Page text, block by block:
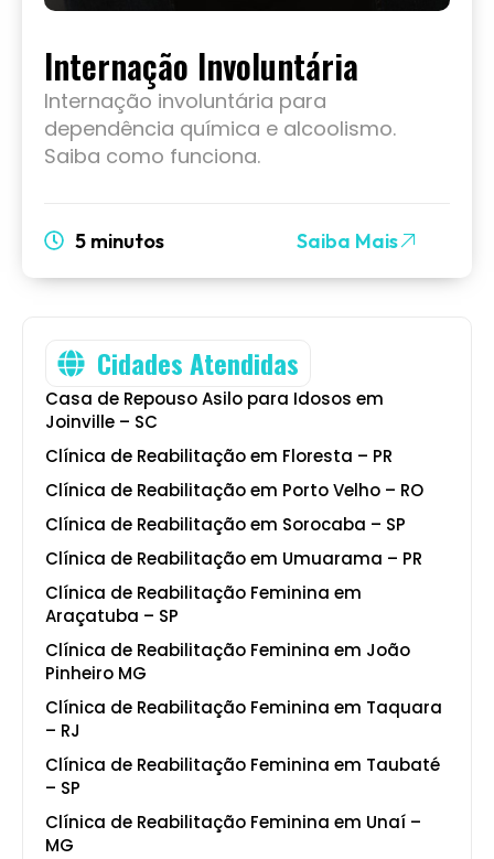
Cidades Atendidas
Casa de Repouso Asilo para Idosos em
Joinville – SC
Clínica de Reabilitação em Floresta – PR
Clínica de Reabilitação em Porto Velho – RO
Clínica de Reabilitação em Sorocaba – SP
Clínica de Reabilitação em Umuarama – PR
Clínica de Reabilitação Feminina em
Araçatuba – SP
Clínica de Reabilitação Feminina em João
Pinheiro MG
Clínica de Reabilitação Feminina em Taquara
– RJ
Clínica de Reabilitação Feminina em Taubaté
– SP
Clínica de Reabilitação Feminina em Unaí –
MG
Internação Involuntária
Internação involuntária para
dependência química e alcoolismo.
Saiba como funciona.
5 minutos Saiba Mais